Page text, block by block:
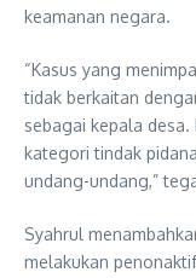
keamanan negara.
“Kasus yang
tidak berkaitan
sebagai kepala
kategori tindak
undang-undang,”
Syahrul
melakukan